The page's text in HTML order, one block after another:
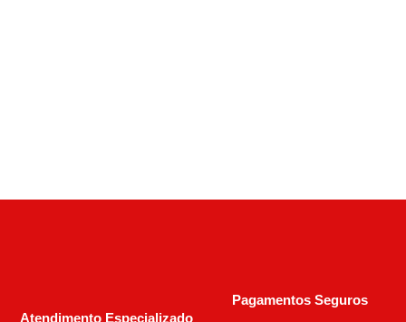
Atendimento Especializado
Pagamentos Seguros